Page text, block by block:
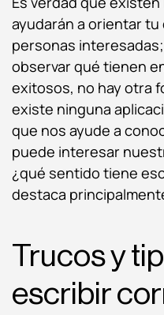
ayudarán a orientar
personas
observar qué tienen
exitosos, no hay otra
existe ninguna
que nos ayude a
puede interesar
¿qué sentido tiene
destaca
Trucos y
escribir